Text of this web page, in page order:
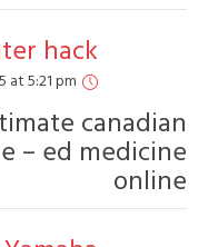
help with